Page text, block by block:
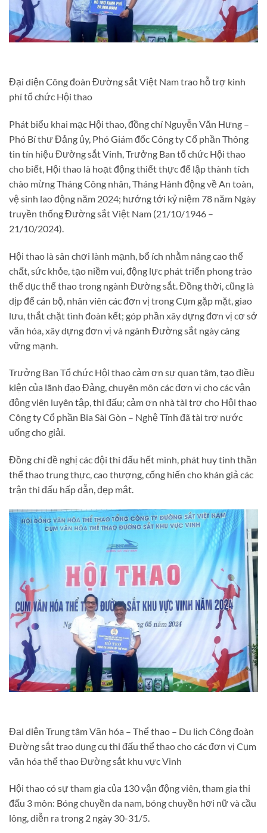
Đại diện Công đoàn Đường sắt Việt Nam trao hỗ trợ kinh
phí tổ chức Hội thao
Phát biểu khai mạc Hội thao, đồng chí Nguyễn Văn Hưng –
Phó Bí thư Đảng ủy, Phó Giám đốc Công ty Cổ phần Thông
tin tín hiệu Đường sắt Vinh, Trưởng Ban tổ chức Hội thao
cho biết, Hội thao là hoạt động thiết thực để lập thành tích
chào mừng Tháng Công nhân, Tháng Hành động về An toàn,
vệ sinh lao động năm 2024; hướng tới kỷ niệm 78 năm Ngày
truyền thống Đường sắt Việt Nam (21/10/1946 –
21/10/2024).
Hội thao là sân chơi lành mạnh, bổ ích nhằm nâng cao thể
chất, sức khỏe, tạo niềm vui, động lực phát triển phong trào
thể dục thể thao trong ngành Đường sắt. Đồng thời, cũng là
dịp để cán bộ, nhân viên các đơn vị trong Cụm gặp mặt, giao
lưu, thắt chặt tình đoàn kết; góp phần xây dựng đơn vị cơ sở
văn hóa, xây dựng đơn vị và ngành Đường sắt ngày càng
vững mạnh.
Trưởng Ban Tổ chức Hội thao cảm ơn sự quan tâm, tạo điều
kiện của lãnh đạo Đảng, chuyên môn các đơn vị cho các vận
động viên luyên tập, thi đấu; cảm ơn nhà tài trợ cho Hội thao
Công ty Cổ phần Bia Sài Gòn – Nghệ Tĩnh đã tài trợ nước
uống cho giải.
Đồng chí đề nghị các đội thi đấu hết mình, phát huy tinh thần
thể thao trung thực, cao thượng, cống hiến cho khán giả các
trận thi đấu hấp dẫn, đẹp mắt.
Đại diện Trung tâm Văn hóa – Thể thao – Du lịch Công đoàn
Đường sắt trao dụng cụ thi đấu thể thao cho các đơn vị Cụm
văn hóa thể thao Đường sắt khu vực Vinh
Hội thao có sự tham gia của 130 vận động viên, tham gia thi
đấu 3 môn: Bóng chuyền da nam, bóng chuyền hơi nữ và cầu
lông, diễn ra trong 2 ngày 30-31/5.